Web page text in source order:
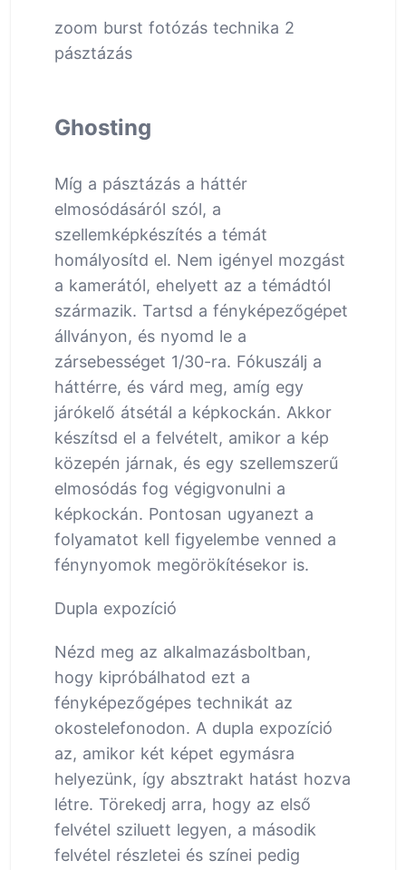
zoom burst fotózás technika 2
pásztázás
Ghosting
Míg a pásztázás a háttér
elmosódásáról szól, a
szellemképkészítés a témát
homályosítd el. Nem igényel mozgást
a kamerától, ehelyett az a témádtól
származik. Tartsd a fényképezőgépet
állványon, és nyomd le a
zársebességet 1/30-ra. Fókuszálj a
háttérre, és várd meg, amíg egy
járókelő átsétál a képkockán. Akkor
készítsd el a felvételt, amikor a kép
közepén járnak, és egy szellemszerű
elmosódás fog végigvonulni a
képkockán. Pontosan ugyanezt a
folyamatot kell figyelembe venned a
fénynyomok megörökítésekor is.
Dupla expozíció
Nézd meg az alkalmazásboltban,
hogy kipróbálhatod ezt a
fényképezőgépes technikát az
okostelefonodon. A dupla expozíció
az, amikor két képet egymásra
helyezünk, így absztrakt hatást hozva
létre. Törekedj arra, hogy az első
felvétel sziluett legyen, a második
felvétel részletei és színei pedig